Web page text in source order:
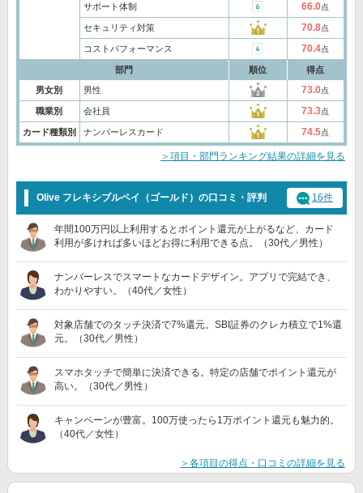
サポート体制 66.0点
セキュリティ対策 70.8点
コストパフォーマンス 70.4点
部門 順位 得点
男女別 男性 73.0点
職業別 会社員 73.3点
カード種類別 ナンバーレスカード 74.5点
＞項目・部門ランキング結果の詳細を見る
Olive フレキシブルペイ（ゴールド）の口コミ・評判 16件
年間100万円以上利用するとポイント還元が上がるなど、カード
利用が多ければ多いほどお得に利用できる点。（30代／男性）
ナンバーレスでスマートなカードデザイン。アプリで完結でき、
わかりやすい。（40代／女性）
対象店舗でのタッチ決済で7%還元。SBI証券のクレカ積立で1%還
元。（30代／男性）
スマホタッチで簡単に決済できる。特定の店舗でポイント還元が
高い。（30代／男性）
キャンペーンが豊富。100万使ったら1万ポイント還元も魅力的。
（40代／女性）
＞各項目の得点・口コミの詳細を見る